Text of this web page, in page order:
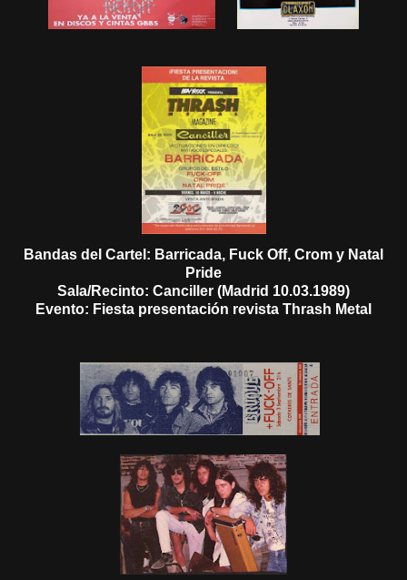
Bandas del Cartel: Barricada, Fuck Off, Crom y Natal
Pride
Sala/Recinto: Canciller (Madrid 10.03.1989)
Evento: Fiesta presentación revista Thrash Metal